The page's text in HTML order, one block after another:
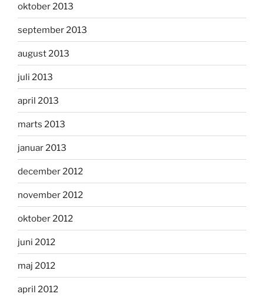
oktober 2013
september 2013
august 2013
juli 2013
april 2013
marts 2013
januar 2013
december 2012
november 2012
oktober 2012
juni 2012
maj 2012
april 2012